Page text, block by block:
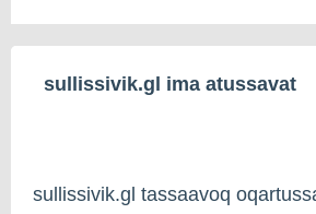
sullissivik.gl ima atussavat
sullissivik.gl tassaavoq